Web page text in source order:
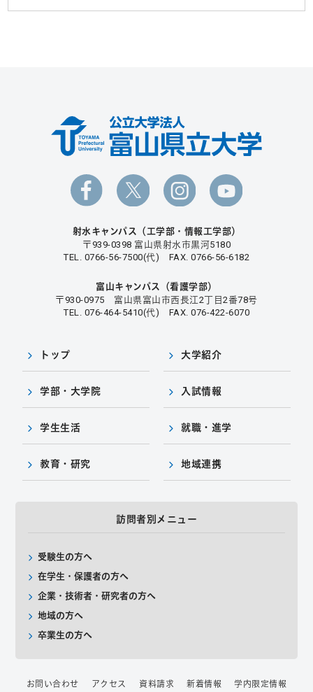
射水キャンパス（工学部・情報工学部）
〒939-0398 富山県射水市黒河5180
TEL. 0766-56-7500(代) FAX. 0766-56-6182
富山キャンパス（看護学部）
〒930-0975 富山県富山市西長江2丁目2番78号
TEL. 076-464-5410(代) FAX. 076-422-6070
トップ 大学紹介
学部・大学院 入試情報
学生生活 就職・進学
教育・研究 地域連携
訪問者別メニュー
受験生の方へ
在学生・保護者の方へ
企業・技術者・研究者の方へ
地域の方へ
卒業生の方へ
お問い合わせ アクセス 資料請求 新着情報 学内限定情報